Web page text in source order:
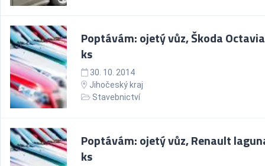
Poptávám: ojetý vůz, Škoda
ks
30. 10. 2014
Jihočeský kraj
Stavebnictví
Poptávám: ojetý vůz, Renault
ks